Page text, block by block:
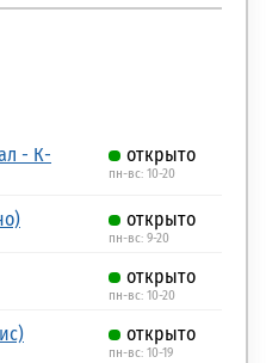
- К-
открыто
пн-вс: 10-20
открыто
пн-вс: 9-20
открыто
пн-вс: 10-20
открыто
пн-вс: 10-19